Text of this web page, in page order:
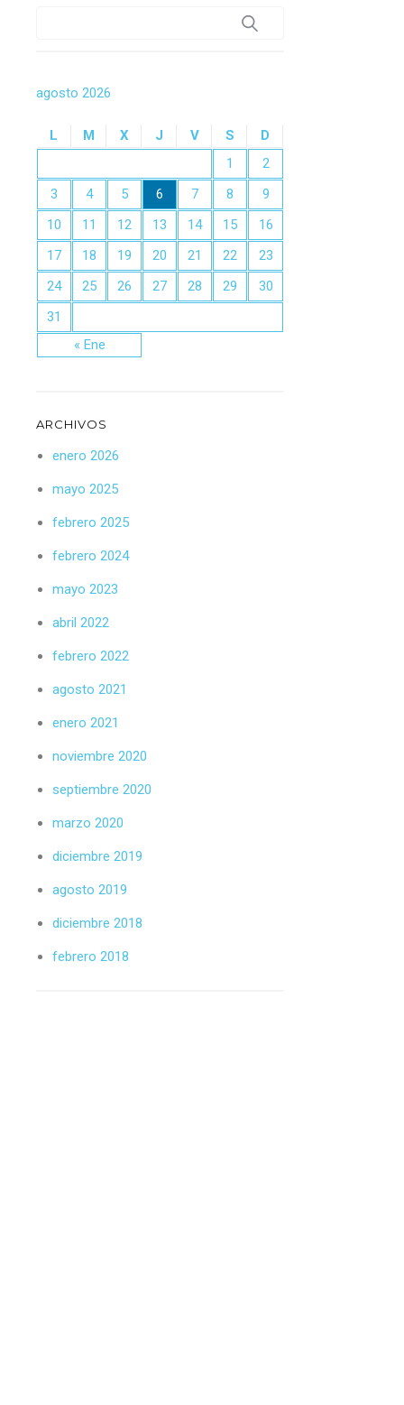
agosto 2026
L M X J V S D
« Ene
1
2
3
4 5 6 7 8
9
10
11 12 13 14 15
16
17
18 19 20 21 22
23
24
25 26 27 28 29
30
31
ARCHIVOS
enero 2026
mayo 2025
febrero 2025
febrero 2024
mayo 2023
abril 2022
febrero 2022
agosto 2021
enero 2021
noviembre 2020
septiembre 2020
marzo 2020
diciembre 2019
agosto 2019
diciembre 2018
febrero 2018